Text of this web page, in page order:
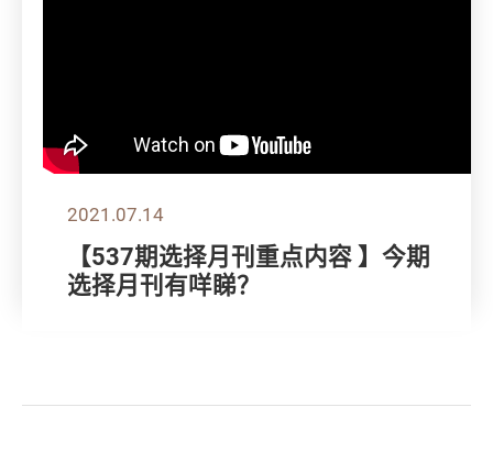
2021.07.14
【537期选择月刊重点内容 】今期
选择月刊有咩睇？